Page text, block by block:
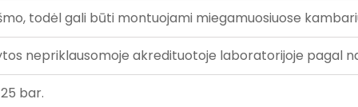
todėl gali būti montuojami miegamuosiuose
nepriklausomoje akredituotoje laboratorijoje pagal
bar.